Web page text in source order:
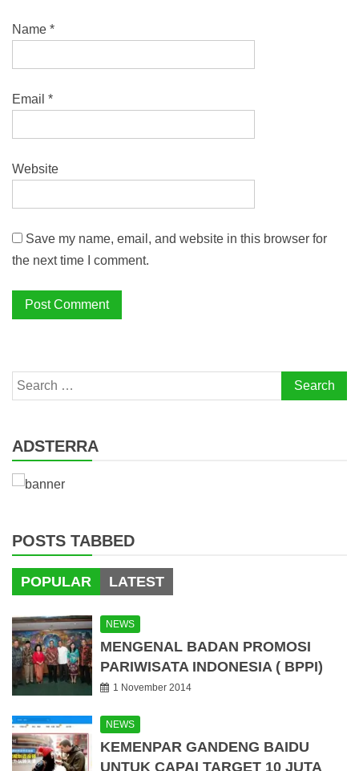
Name *
Email *
Website
Save my name, email, and website in this browser for
the next time I comment.
Search
for:
ADSTERRA
POSTS TABBED
POPULAR LATEST
NEWS
MENGENAL BADAN PROMOSI
PARIWISATA INDONESIA ( BPPI)
1 November 2014
NEWS
KEMENPAR GANDENG BAIDU
UNTUK CAPAI TARGET 10 JUTA